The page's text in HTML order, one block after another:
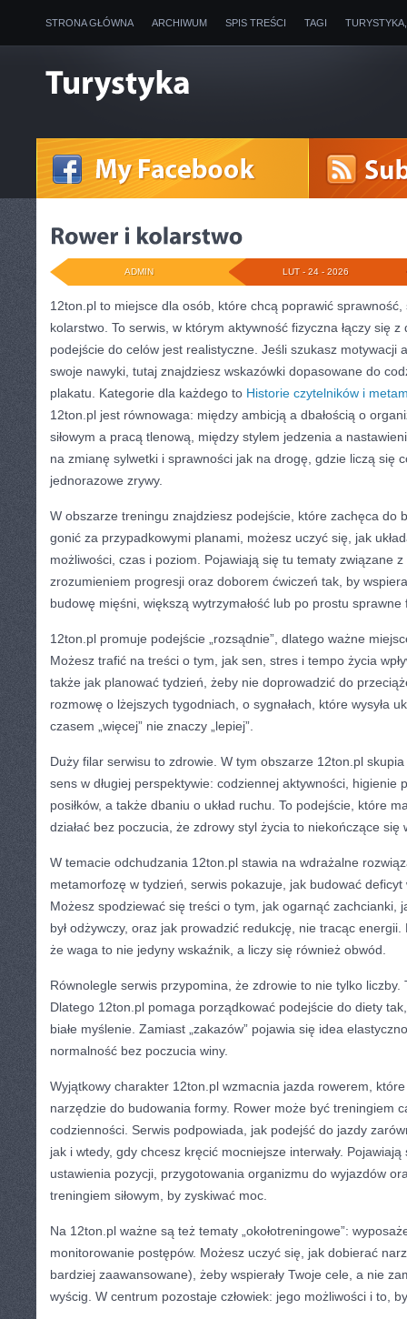
STRONA GŁÓWNA ARCHIWUM SPIS TREŚCI TAGI
LUT - 24 - 2026
ADMIN
12ton.pl to miejsce dla osób, które chcą poprawić
kolarstwo. To serwis, w którym aktywność fizyczna łączy się
podejście do celów jest realistyczne. Jeśli szukasz motywacji
swoje nawyki, tutaj znajdziesz wskazówki dopasowane do
plakatu. Kategorie dla każdego to Historie czytelników i
12ton.pl jest równowaga: między ambicją a dbałością o
siłowym a pracą tlenową, między stylem jedzenia a
na zmianę sylwetki i sprawności jak na drogę, gdzie liczą się
jednorazowe zrywy.
W obszarze treningu znajdziesz podejście, które zachęca do
gonić za przypadkowymi planami, możesz uczyć się, jak
możliwości, czas i poziom. Pojawiają się tu tematy związane
zrozumieniem progresji oraz doborem ćwiczeń tak, by
budowę mięśni, większą wytrzymałość lub po prostu sprawne
12ton.pl promuje podejście „rozsądnie”, dlatego ważne
Możesz trafić na treści o tym, jak sen, stres i tempo życia
także jak planować tydzień, żeby nie doprowadzić do
rozmowę o lżejszych tygodniach, o sygnałach, które wysyła
czasem „więcej” nie znaczy „lepiej”.
Duży filar serwisu to zdrowie. W tym obszarze 12ton.pl
sens w długiej perspektywie: codziennej aktywności, higienie
posiłków, a także dbaniu o układ ruchu. To podejście, które
działać bez poczucia, że zdrowy styl życia to niekończące się
W temacie odchudzania 12ton.pl stawia na wdrażalne
metamorfozę w tydzień, serwis pokazuje, jak budować
Możesz spodziewać się treści o tym, jak ogarnąć zachcianki,
był odżywczy, oraz jak prowadzić redukcję, nie tracąc
że waga to nie jedyny wskaźnik, a liczy się również obwód.
Równolegle serwis przypomina, że zdrowie to nie tylko liczby.
Dlatego 12ton.pl pomaga porządkować podejście do diety
białe myślenie. Zamiast „zakazów” pojawia się idea
normalność bez poczucia winy.
Wyjątkowy charakter 12ton.pl wzmacnia jazda rowerem,
narzędzie do budowania formy. Rower może być treningiem
codzienności. Serwis podpowiada, jak podejść do jazdy
jak i wtedy, gdy chcesz kręcić mocniejsze interwały.
ustawienia pozycji, przygotowania organizmu do wyjazdów
treningiem siłowym, by zyskiwać moc.
Na 12ton.pl ważne są też tematy „okołotreningowe”:
monitorowanie postępów. Możesz uczyć się, jak dobierać
bardziej zaawansowane), żeby wspierały Twoje cele, a nie
wyścig. W centrum pozostaje człowiek: jego możliwości i to,